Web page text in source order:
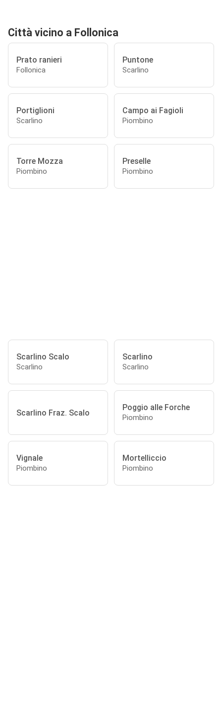
Città vicino a Follonica
Prato ranieri
Follonica
Puntone
Scarlino
Portiglioni
Scarlino
Campo ai Fagioli
Piombino
Torre Mozza
Piombino
Preselle
Piombino
Scarlino Scalo
Scarlino
Scarlino
Scarlino
Scarlino Fraz. Scalo
Poggio alle Forche
Piombino
Vignale
Piombino
Mortelliccio
Piombino